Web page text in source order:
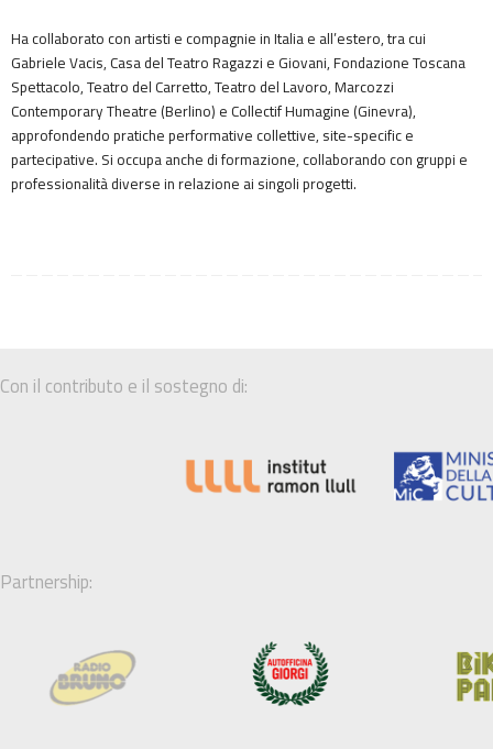
Ha collaborato con artisti e compagnie in Italia e all’estero, tra cui
Gabriele Vacis, Casa del Teatro Ragazzi e Giovani, Fondazione Toscana
Spettacolo, Teatro del Carretto, Teatro del Lavoro, Marcozzi
Contemporary Theatre (Berlino) e Collectif Humagine (Ginevra),
approfondendo pratiche performative collettive, site-specific e
partecipative. Si occupa anche di formazione, collaborando con gruppi e
professionalità diverse in relazione ai singoli progetti.
Con il contributo e il sostegno di:
Partnership: